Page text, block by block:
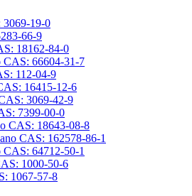
3069-19-0
66-9
18162-84-0
CAS: 66604-31-7
112-04-9
16415-12-6
3069-42-9
7399-00-0
CAS: 18643-08-8
CAS: 162578-86-1
64712-50-1
1000-50-6
1067-57-8